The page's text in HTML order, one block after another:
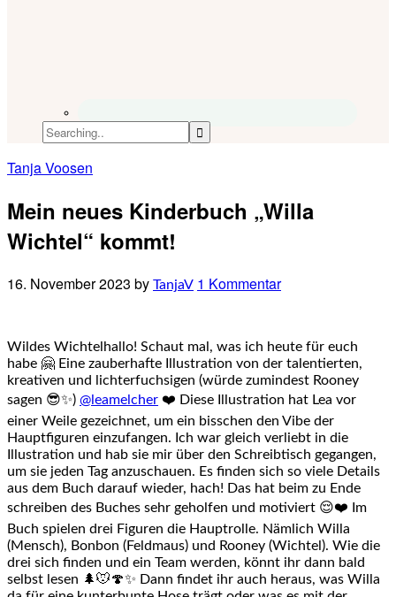
Tanja Voosen
Mein neues Kinderbuch „Willa
Wichtel“ kommt!
16. November 2023 by TanjaV 1 Kommentar
Wildes Wichtelhallo! Schaut mal, was ich heute für euch
habe 🤗 Eine zauberhafte Illustration von der talentierten,
kreativen und lichterfuchsigen (würde zumindest Rooney
sagen 😎✨) @leamelcher ❤️ Diese Illustration hat Lea vor
einer Weile gezeichnet, um ein bisschen den Vibe der
Hauptfiguren einzufangen. Ich war gleich verliebt in die
Illustration und hab sie mir über den Schreibtisch gegangen,
um sie jeden Tag anzuschauen. Es finden sich so viele Details
aus dem Buch darauf wieder, hach! Das hat beim zu Ende
schreiben des Buches sehr geholfen und motiviert 😌❤️ Im
Buch spielen drei Figuren die Hauptrolle. Nämlich Willa
(Mensch), Bonbon (Feldmaus) und Rooney (Wichtel). Wie die
drei sich finden und ein Team werden, könnt ihr dann bald
selbst lesen 🌲🐭🍄✨ Dann findet ihr auch heraus, was Willa